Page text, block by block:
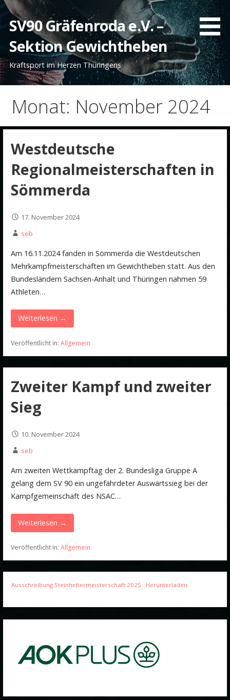
Zum
Inhalt
springen
SV90 Gräfenroda e.V. –
Sektion Gewichtheben
Kraftsport im Herzen Thüringens
Monat: November 2024
Westdeutsche
Regionalmeisterschaften in
Sömmerda
17. November 2024
seb
Am 16.11.2024 fanden in Sömmerda die Westdeutschen
Mehrkampfmeisterschaften im Gewichtheben statt. Aus den
Bundesländern Sachsen-Anhalt und Thüringen nahmen 59
Athleten…
Weiterlesen →
Veröffentlicht in: Allgemein
Zweiter Kampf und zweiter
Sieg
10. November 2024
seb
Am zweiten Wettkampftag der 2. Bundesliga Gruppe A
gelang dem SV 90 ein ungefährdeter Auswärtssieg bei der
Kampfgemeinschaft des NSAC…
Weiterlesen →
Veröffentlicht in: Allgemein
Ausschreibung Steinhebermeisterschaft 2025 Herunterladen